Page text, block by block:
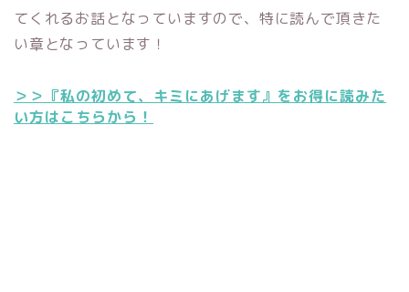
てくれるお話となっていますので、特に読んで頂きた
い章となっています！
＞＞『私の初めて、キミにあげます』をお得に読みた
い方はこちらから！